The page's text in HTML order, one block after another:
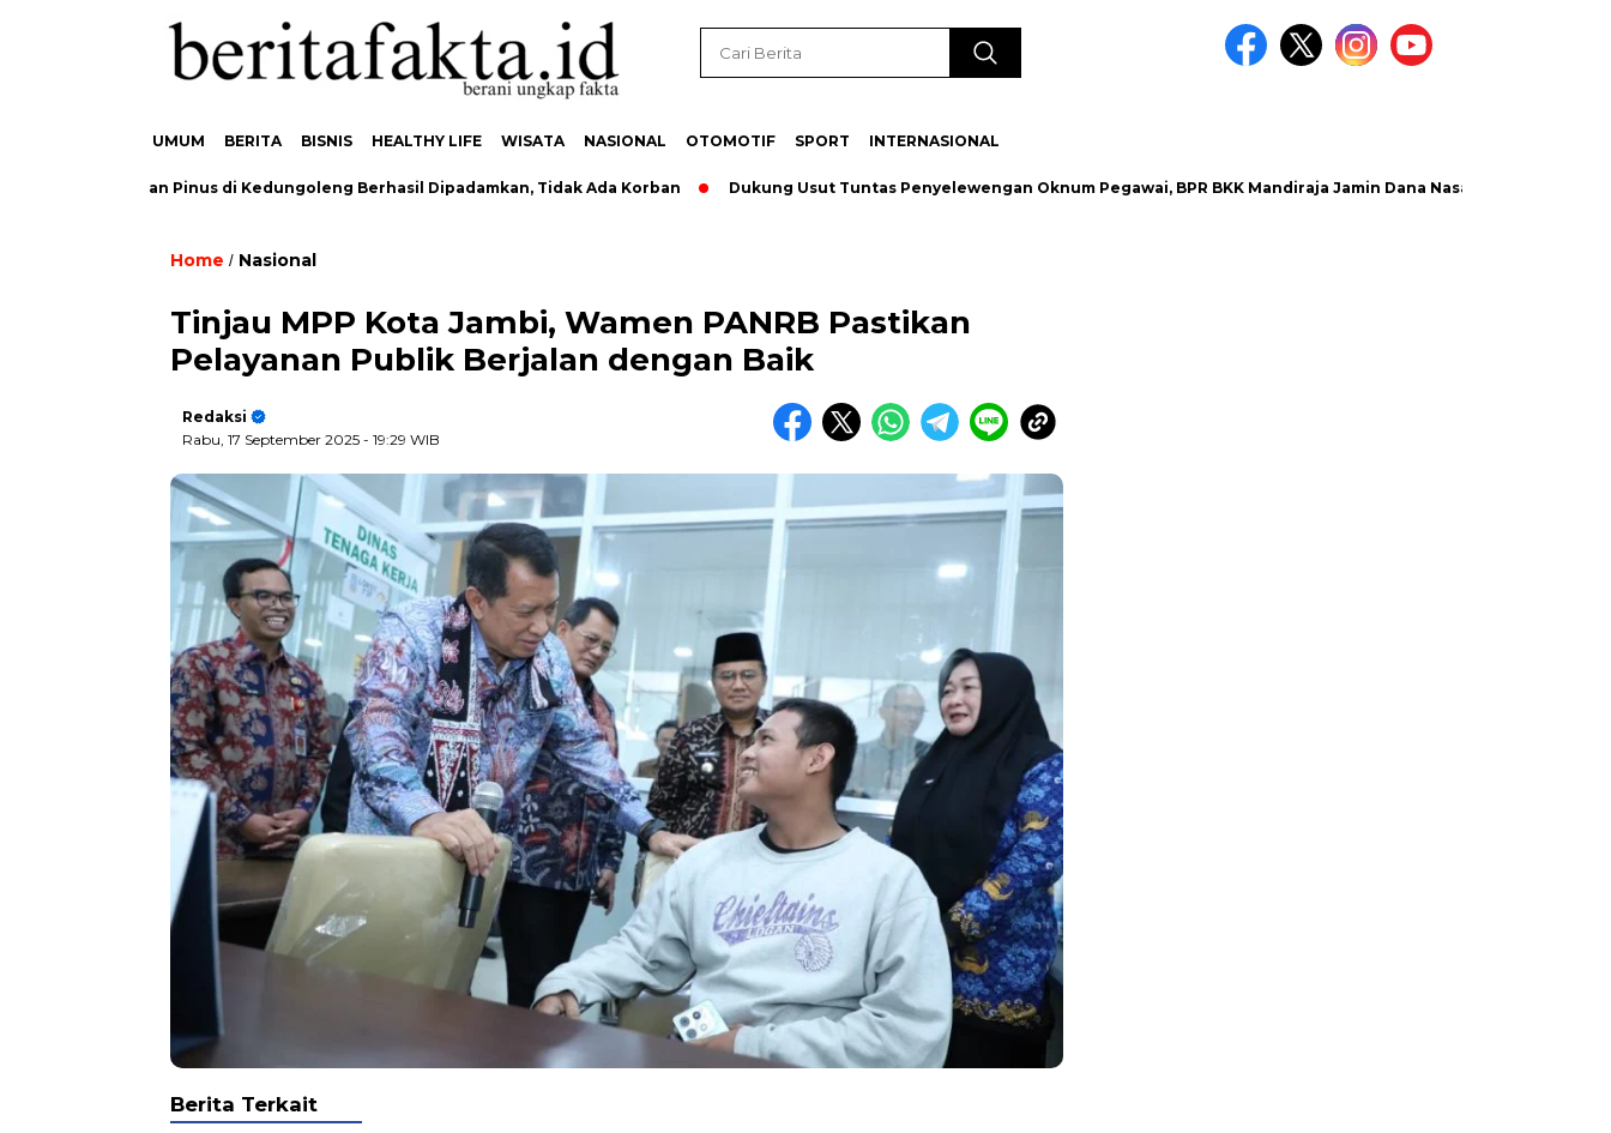
UMUM BERITA BISNIS HEALTHY LIFE WISATA NASIONAL OTOMOTIF SPORT INTERNASIONAL
Hutan Pinus di Kedungoleng Berhasil Dipadamkan, Tidak Ada Korban Dukung Usut Tuntas Penyelewengan Oknum Pegawai, BPR BKK Mandiraja Jamin Dana Nasabah Aman
Home / Nasional
Tinjau MPP Kota Jambi, Wamen PANRB Pastikan
Pelayanan Publik Berjalan dengan Baik
Redaksi
Rabu, 17 September 2025 - 19:29 WIB
Berita Terkait